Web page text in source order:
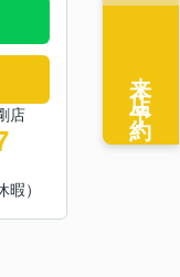
店
暇）
来店予約